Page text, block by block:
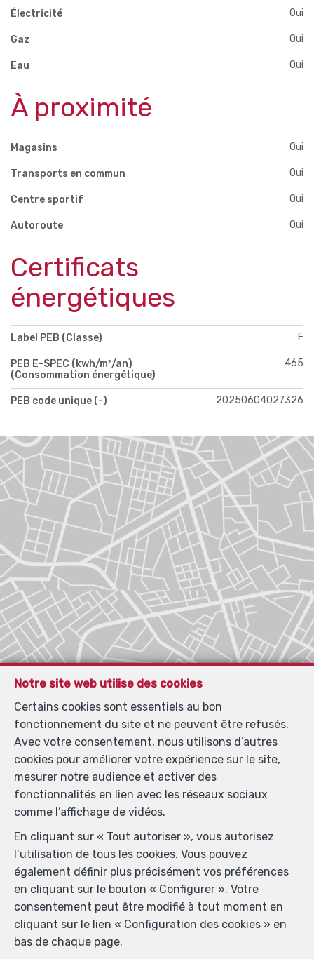
Électricité Oui
Gaz Oui
Eau Oui
À proximité
Magasins Oui
Transports en commun Oui
Centre sportif Oui
Autoroute Oui
Certificats
énergétiques
Label PEB (Classe) F
PEB E-SPEC (kwh/m²/an)
(Consommation énergétique)
465
PEB code unique (-) 20250604027326
Localiser sur la carte
Notre site web utilise des cookies
Certains cookies sont essentiels au bon
fonctionnement du site et ne peuvent être refusés.
Avec votre consentement, nous utilisons d’autres
cookies pour améliorer votre expérience sur le site,
mesurer notre audience et activer des
fonctionnalités en lien avec les réseaux sociaux
comme l’affichage de vidéos.
En cliquant sur « Tout autoriser », vous autorisez
l’utilisation de tous les cookies. Vous pouvez
également définir plus précisément vos préférences
en cliquant sur le bouton « Configurer ». Votre
consentement peut être modifié à tout moment en
cliquant sur le lien « Configuration des cookies » en
bas de chaque page.